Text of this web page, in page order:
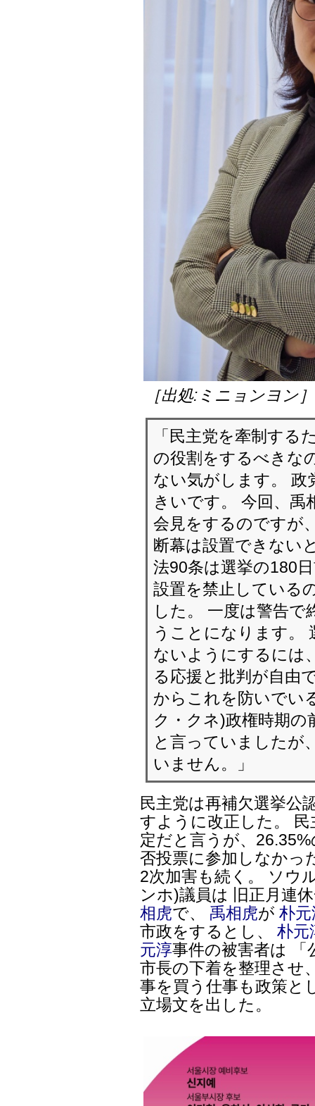
［出処:ミニョンヨン］
「民主党を牽制する
の役割をするべきな
ない気がします。 政
きいです。 今回、禹
会見をするのですが
断幕は設置できない
法90条は選挙の180
設置を禁止している
した。 一度は警告
うことになります。
ないようにするには
る応援と批判が自由
からこれを防いでい
ク・クネ)政権時期
と言っていましたが
いません。」
民主党は再補欠選挙公
すように改正した。
定だと言うが、
否投票に参加しなかっ
2次加害も続く。 ソウ
ンホ)議員は 旧正月連
相虎で、 禹相虎が朴
市政をするとし、朴元
元淳事件の被害者は 「
市長の下着を整理させ
事を買う仕事も政策と
立場文を出した。